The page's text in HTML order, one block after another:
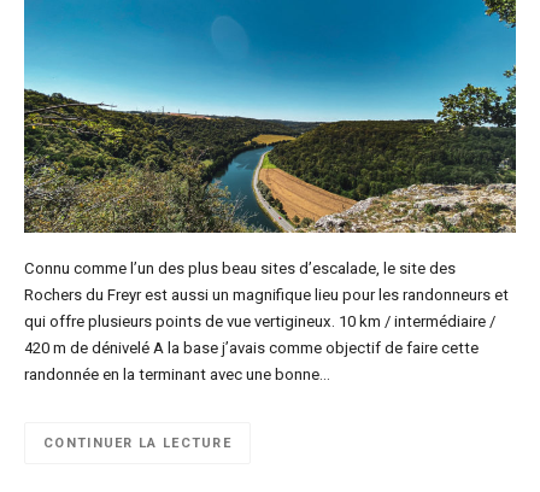
Connu comme l’un des plus beau sites d’escalade, le site des
Rochers du Freyr est aussi un magnifique lieu pour les randonneurs et
qui offre plusieurs points de vue vertigineux. 10 km / intermédiaire /
420 m de dénivelé A la base j’avais comme objectif de faire cette
randonnée en la terminant avec une bonne…
CONTINUER LA LECTURE